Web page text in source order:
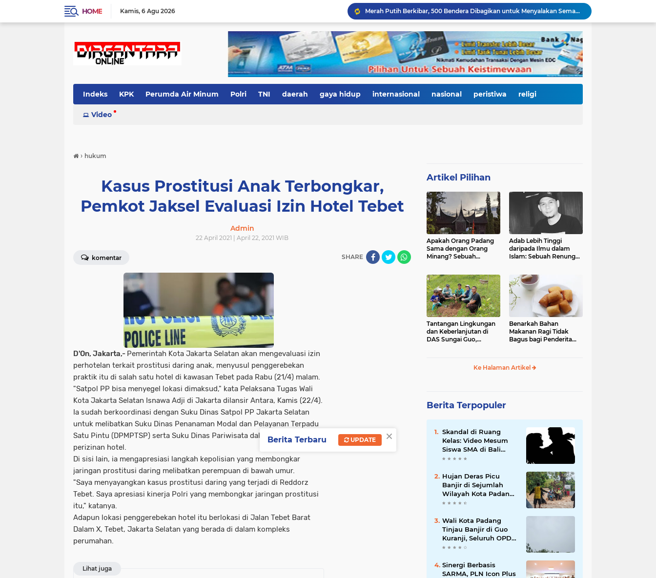
HOME Kamis 6 Agu 2026
Merah Putih Berkibar, 500 Bendera Dibagikan untuk Menyalakan Semangat Kemerdekaan di Dharmasraya
Janji Bupati Annisa Mulai Terwujud, Pemkab Dharmasraya Benahi Jalan Pulau Punjung–Kampung Surau Sepanjang 5,6 Kilometer
Sambut HJK ke-357, Pemko Padang dan Kodaeral II Satukan Kekuatan Bersihkan Batang Arau, Gelar Bakti Sosial hingga Donor Darah untuk Warga
Dirut Perumda AM Kota Padang Gandeng HKI dan BPJN Sumbar Cari Solusi Kekeruhan Air Baku Sungai Paraku
Wakil Wali Kota Padang Dampingi Komisi V DPR RI Tinjau Jembatan Kalawi, Harapan Baru Percepatan Pemulihan Pascabanjir
Dua Atlet Muda SMPN 25 Padang Lolos ke O2SN Nasional, Siap Harumkan Nama Sumatera Barat
Tak Gentar Medan Ekstrem, Tim Trisula Polres Solok Selatan Sisir Sungai Bangko, Police Line Dipasang di Lokasi Dugaan Tambang Emas Ilegal
Indeks KPK Perumda Air Minum Polri TNI daerah gaya hidup internasional nasional peristiwa religi
Video
› hukum
Kasus Prostitusi Anak Terbongkar,
Pemkot Jaksel Evaluasi Izin Hotel Tebet
Admin
22 April 2021 | April 22, 2021 WIB
komentar SHARE
D'On, Jakarta,- Pemerintah Kota Jakarta Selatan akan mengevaluasi izin
perhotelan terkait prostitusi daring anak, menyusul penggerebekan
praktik itu di salah satu hotel di kawasan Tebet pada Rabu (21/4) malam.
"Satpol PP bisa menyegel lokasi dimaksud," kata Pelaksana Tugas Wali
Kota Jakarta Selatan Isnawa Adji di Jakarta dilansir Antara, Kamis (22/4).
Ia sudah berkoordinasi dengan Suku Dinas Satpol PP Jakarta Selatan
untuk melibatkan Suku Dinas Penanaman Modal dan Pelayanan Terpadu
Satu Pintu (DPMPTSP) serta Suku Dinas Pariwisata dalam memeriksa
perizinan hotel.
Di sisi lain, ia mengapresiasi langkah kepolisian yang membongkar
jaringan prostitusi daring melibatkan perempuan di bawah umur.
"Saya menyayangkan kasus prostitusi daring yang terjadi di Reddorz
Tebet. Saya apresiasi kinerja Polri yang membongkar jaringan prostitusi
itu," katanya.
Adapun lokasi penggerebekan hotel itu berlokasi di Jalan Tebet Barat
Dalam X, Tebet, Jakarta Selatan yang berada di dalam kompleks
perumahan.
Lihat juga
Artikel Pilihan
Apakah Orang Padang
Sama dengan Orang
Minang? Sebuah
Adab Lebih Tinggi
daripada Ilmu dalam
Islam: Sebuah Renungan
Tantangan Lingkungan
dan Keberlanjutan di
DAS Sungai Guo,
Benarkah Bahan
Makanan Ragi Tidak
Bagus bagi Penderita
Ke Halaman Artikel
Berita Terpopuler
Skandal di Ruang
Kelas: Video Mesum
Siswa SMA di Bali
Viral, Hukuman dan
Mengikuti
Hujan Deras Picu
Banjir di Sejumlah
Wilayah Kota Padang,
Warga Dievakuasi dan
Banjir Susulan
Wali Kota Padang
Tinjau Banjir di Guo
Kuranji, Seluruh OPD
Disiagakan dan
Dipercepat
Sinergi Berbasis
SARMA, PLN Icon Plus
×
Berita Terbaru UPDATE